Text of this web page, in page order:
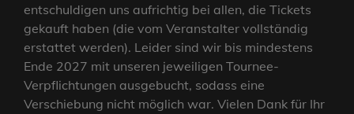
entschuldigen uns aufrichtig bei allen, die Tickets
gekauft haben (die vom Veranstalter vollständig
erstattet werden). Leider sind wir bis mindestens
Ende 2027 mit unseren jeweiligen Tournee-
Verpflichtungen ausgebucht, sodass eine
Verschiebung nicht möglich war. Vielen Dank für Ihr